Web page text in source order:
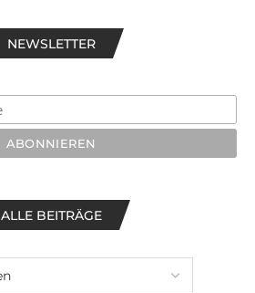
NEWSLETTER
ALLE BEITRÄGE